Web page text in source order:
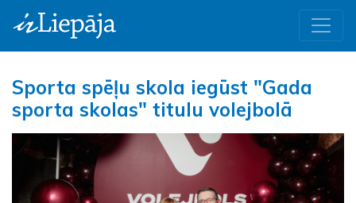
Sporta spēļu skola iegūst "Gada
sporta skolas" titulu volejbolā